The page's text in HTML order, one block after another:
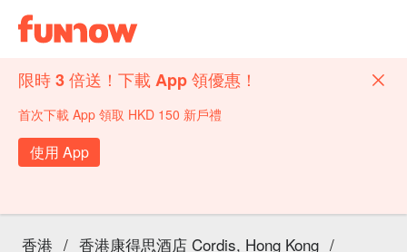
限時 3 倍送！下載 App 領優惠！
首次下載 App 領取 HKD 150 新戶禮
使用 App
香港 / 香港康得思酒店 Cordis, Hong Kong /